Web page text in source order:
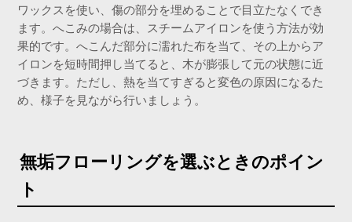
ワックスを使い、傷の部分を埋めることで目立たなくでき
ます。へこみの場合は、スチームアイロンを使う方法が効
果的です。へこんだ部分に濡れた布を当て、その上からア
イロンを短時間押し当てると、木が膨張して元の状態に近
づきます。ただし、熱を当てすぎると変色の原因になるた
め、様子を見ながら行いましょう。
無垢フローリングを選ぶときのポイン
ト